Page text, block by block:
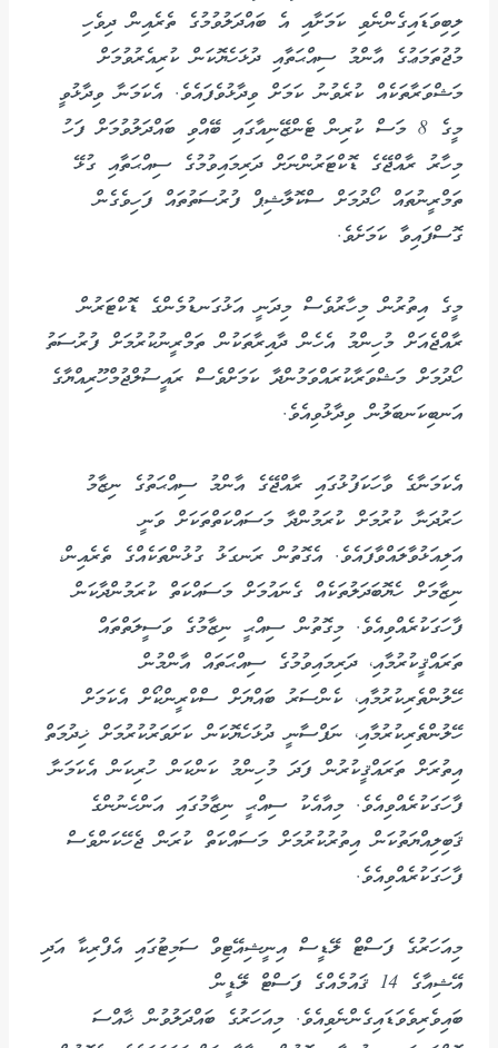
ލިބިވަޑައިގެންނެވި ކަމަށާއި އެ ބައްދަލުވުމުގެ ތެރެއިން ދިވެހި
މުޖުތަމަޢުގެ އާންމު ސިއްޙަތާއި ދުޅަހެޔޮކަން ކުރިއެރުވުމަށް
މަޝްވަރާތަކެއް ކުރެވުނު ކަމަށް ވިދާޅުވެފައެވެ. އެކަމަނާ ވިދާޅުވީ
މީގެ 8 މަސް ކުރިން ޓެންޒޭނިއާގައި ބޭއްވި ބައްދަލުވުމަށް ފަހު
މިހާރު ރާއްޖޭގެ ޑޮކްޓަރުންނަށް ދަރިމައިވުމުގެ ސިއްޙަތާއި ގުޅޭ
ތަމްރީނުތައް ހޯދުމަށް ސްކޮލާޝިޕް ފުރުސަތުތައް ފަހިވެގެން
ގޮސްފައިވާ ކަމަށެވެ.
މީގެ އިތުރުން މިހާރުވެސް މިދަނީ އަޅުގަނޑުމެންގެ ޑޮކްޓަރުން
ރާއްޖެއަށް މުހިންމު އެހެން ދާއިރާތަކުން ތަމްރީނުކުރުމަށް ފުރުސަތު
ހޯދުމަށް މަޝްވަރާކުރައްވަމުންދާ ކަމަށްވެސް ރައީސުލްޖުމްހޫރިއްޔާގެ
އަނބިކަނބަލުން ވިދާޅުވިއެވެ.
އެކަމަނާގެ ވާހަކަފުޅުގައި ރާއްޖޭގެ އާންމު ސިއްޙަތުގެ ނިޒާމު
ހަރުދަނާ ކުރުމަށް ކުރަމުންދާ މަސައްކަތްތަކަށް ވަނީ
އަލިއަޅުވާލައްވާފައެވެ. އެގޮތުން ރަނގަޅު ގުޅުންތަކެއްގެ ތެރެއިން،
ނިޒާމަށް ހެޔޮބަދަލުތަކެއް ގެނައުމަށް މަސައްކަތް ކުރަމުންދާކަން
ފާހަގަކުރެއްވިއެވެ. މިގޮތުން ސިއްޙީ ނިޒާމުގެ ވަސީލަތްތައް
ތަރައްޤީކުރުމާއި، ދަރިމައިވުމުގެ ސިއްޙަތައް އާންމުން
ހޭލުންތެރިކުރުމާއި، ކެންސަރު ބައްޔަށް ސްކްރީންކޯށް އެކަމަށް
ހޭލުންތެރިކުރުމާއި، ނަފްސާނީ ދުޅަހެޔޮކަން ކަށަވަރުކުރުމަށް ޚިދުމަތް
އިތުރަށް ތަރައްޤީކުރުން ފަދަ މުހިންމު ކަންކަން ހުރިކަން އެކަމަނާ
ފާހަގަކުރެއްވިއެވެ. މިއާއެކު ސިއްޙީ ނިޒާމުގައި އަންހެނުންގެ
ޤަބިލިއްޔަތުކަން އިތުރުކުރުމަށް މަސައްކަތް ކުރަން ޖެހޭކަންވެސް
ފާހަގަކުރެއްވިއެވެ.
މިއަހަރުގެ ފަސްޓް ލޭޑީސް އިނީޝިއޭޓިވް ސަމިޓުގައި އެފްރިކާ އަދި
އޭޝިއާގެ 14 ޤައުމެއްގެ ފަސްޓް ލޭޑީން
ބައިވެރިވެވަޑައިގެންނެވިއެވެ. މިއަހަރުގެ ބައްދަލުވުން ޚާއްސަ